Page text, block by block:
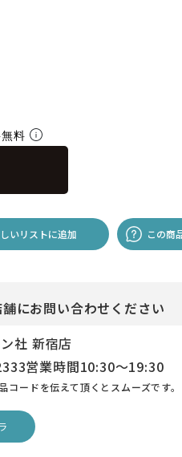
料
いリストに追加 この商
にお問い合わせください
社 新宿店
営業時間10:30～19:30
ードを伝えて頂くとスムーズです。